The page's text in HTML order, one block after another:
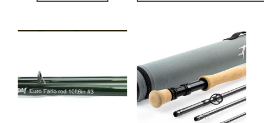
tiene
múltiples
variantes.
Las
opciones